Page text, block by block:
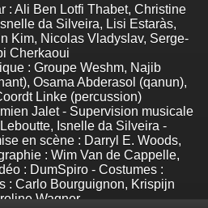
: Ali Ben Lotfi Thabet, Christine
da Silveira, Lisi Estaràs,
Kim, Nicolas Vladyslav, Serge-
Cherkaoui
: Groupe Weshm, Najib
Osama Abderasol (qanun),
Linke (percussion)
Jalet - Supervision musicale
Isnelle da Silveira -
en scène : Darryl E. Woods,
: Wim Van de Cappelle,
: DumSpiro - Costumes :
: Carlo Bourguignon, Krispijn
Wagner